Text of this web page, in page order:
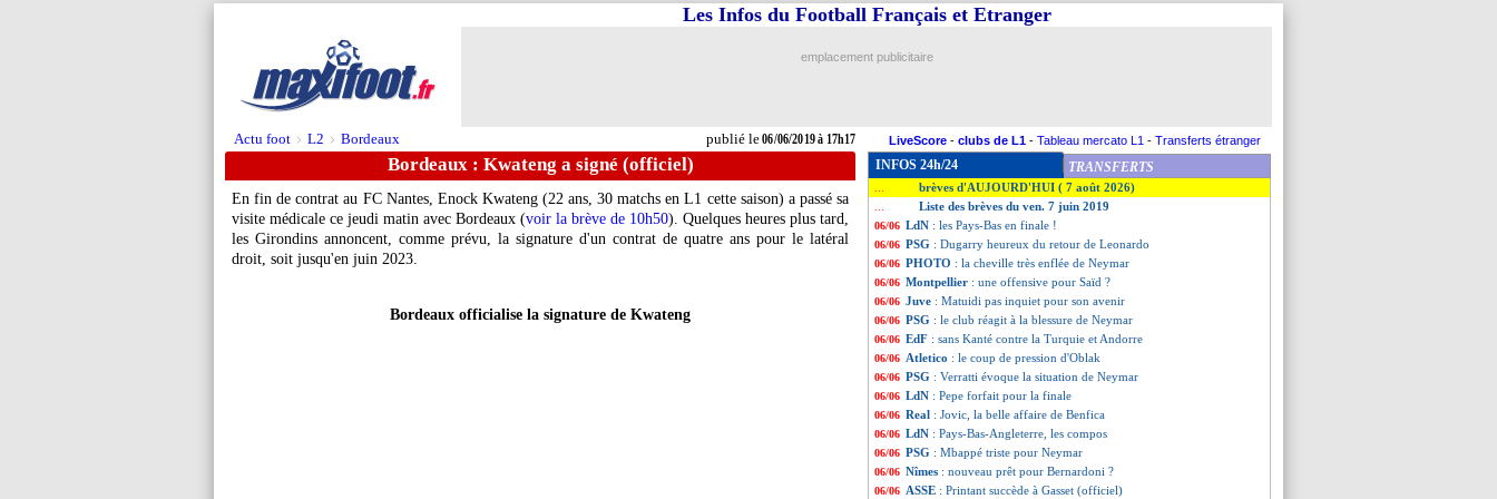
Actu foot > L2 > Bordeaux publié le06/06/2019 à 17h17
Les Infos du Football Français et Etranger
emplacement publicitaire
LiveScore - clubs de L1 - Tableau mercato L1 - Transferts étranger
Bordeaux : Kwateng a signé (officiel)
En fin de contrat au FC Nantes, Enock Kwateng(22 ans, 30 matchs en L1 cette saison) a passé sa
visite médicale ce jeudi matin avec Bordeaux (voir la brève de 10h50). Quelques heures plus tard,
les Girondins annoncent, comme prévu, la signature d'un contrat de quatre ans pour le latéral
droit, soit jusqu'en juin 2023.
Bordeaux officialise la signature de Kwateng
INFOS 24h/24 TRANSFERTS
brèves d'AUJOURD'HUI ( 7 août 2026)
Liste des brèves du ven. 7 juin 2019
06/06 LdN : les Pays-Bas en finale !
06/06 PSG : Dugarry heureux du retour de Leonardo
06/06 PHOTO : la cheville très enflée de Neymar
06/06 Montpellier : une offensive pour Saïd ?
06/06 Juve : Matuidi pas inquiet pour son avenir
06/06 PSG : le club réagit à la blessure de Neymar
06/06 EdF : sans Kanté contre la Turquie et Andorre
06/06 Atletico : le coup de pression d'Oblak
06/06 PSG : Verratti évoque la situation de Neymar
06/06 LdN : Pepe forfait pour la finale
06/06 Real : Jovic, la belle affaire de Benfica
06/06 LdN : Pays-Bas-Angleterre, les compos
06/06 PSG : Mbappé triste pour Neymar
06/06 Nîmes : nouveau prêt pour Bernardoni ?
06/06 ASSE : Printant succède à Gasset (officiel)